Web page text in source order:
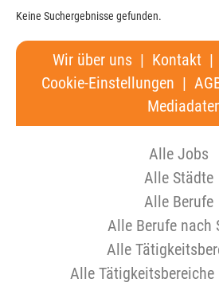
Keine Suchergebnisse gefunden.
Wir über uns | Kontakt |
Cookie-Einstellungen |
Alle Jobs
Alle Städte
Alle Berufe
Alle Berufe nach
Alle
Alle Tätigkeitsbereiche